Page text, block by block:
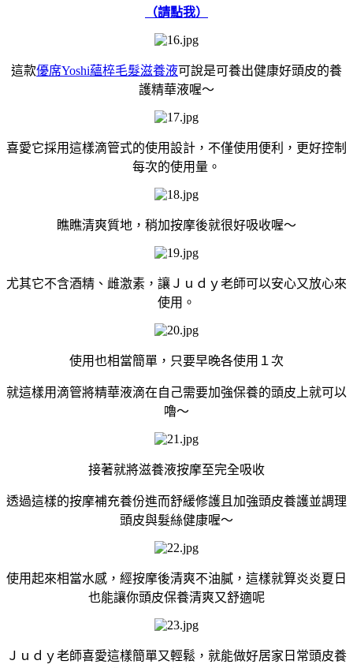
（請點我）
這款優席Yoshi蘊椊毛髮滋養液可說是可養出健康好頭皮的養
護精華液喔～
喜愛它採用這樣滴管式的使用設計，不僅使用便利，更好控制
每次的使用量。
瞧瞧清爽質地，稍加按摩後就很好吸收喔～
尤其它不含酒精、雌激素，讓Ｊｕｄｙ老師可以安心又放心來
使用。
使用也相當簡單，只要早晚各使用１次
就這樣用滴管將精華液滴在自己需要加強保養的頭皮上就可以
嚕～
接著就將滋養液按摩至完全吸收
透過這樣的按摩補充養份進而舒緩修護且加強頭皮養護並調理
頭皮與髮絲健康喔～
使用起來相當水感，經按摩後清爽不油膩，這樣就算炎炎夏日
也能讓你頭皮保養清爽又舒適呢
Ｊｕｄｙ老師喜愛這樣簡單又輕鬆，就能做好居家日常頭皮養